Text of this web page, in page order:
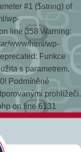
#1 ($string) of
wp-
line 358 Warning:
www/html/wp-
Funkce
s parametrem,
Podmíněné
prohlížeči.
on line 6131